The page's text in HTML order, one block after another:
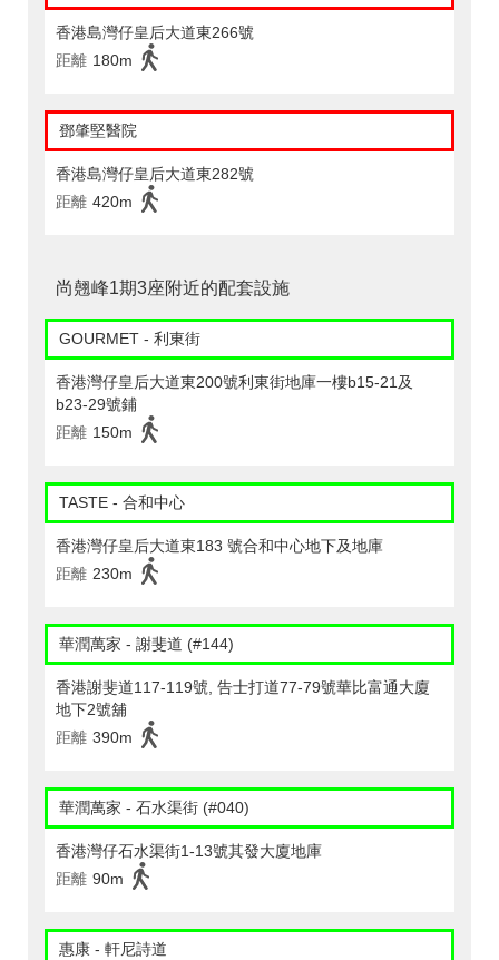
香港島灣仔皇后大道東266號
距離 180m
鄧肇堅醫院
香港島灣仔皇后大道東282號
距離 420m
尚翹峰1期3座附近的配套設施
GOURMET - 利東街
香港灣仔皇后大道東200號利東街地庫一樓b15-21及
b23-29號鋪
距離 150m
TASTE - 合和中心
香港灣仔皇后大道東183 號合和中心地下及地庫
距離 230m
華潤萬家 - 謝斐道 (#144)
香港謝斐道117-119號, 告士打道77-79號華比富通大廈
地下2號舖
距離 390m
華潤萬家 - 石水渠街 (#040)
香港灣仔石水渠街1-13號其發大廈地庫
距離 90m
惠康 - 軒尼詩道